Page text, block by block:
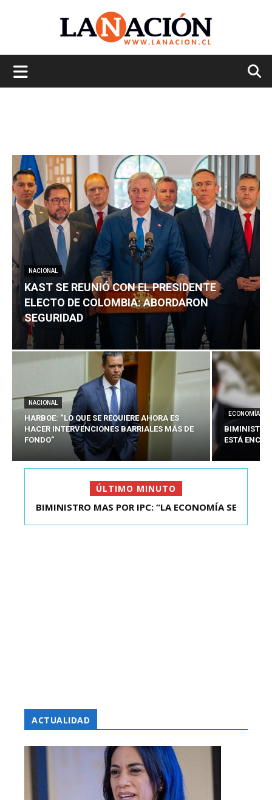
NACIONAL
KAST SE REUNIÓ CON EL PRESIDENTE
ELECTO DE COLOMBIA: ABORDARON
SEGURIDAD
NACIONAL
HARBOE: “LO QUE SE REQUIERE AHORA ES
HACER INTERVENCIONES BARRIALES MÁS DE
FONDO”
ECONOMÍA
BIMINISTRO
ESTÁ
ÚLTIMO MINUTO
KAST SE REUNIÓ CON EL PRESIDENTE ELECTO DE
BIMINISTRO MAS POR IPC: “LA ECONOMÍA SE
ACTUALIDAD